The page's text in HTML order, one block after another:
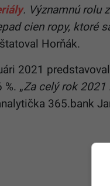
. Významnú rolu
cien ropy, ktoré
Horňák.
2021
„Za celý rok
365.bank